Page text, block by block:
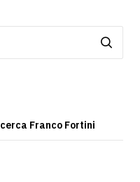
Franco Fortini